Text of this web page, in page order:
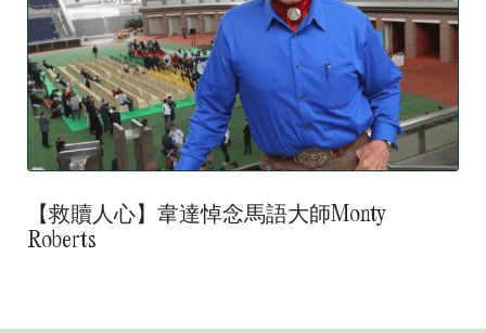
【救贖人心】韋達悼念馬語大師Monty
Roberts